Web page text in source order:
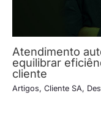
Atendimento
equilibrar
cliente
Artigos, Cliente SA,